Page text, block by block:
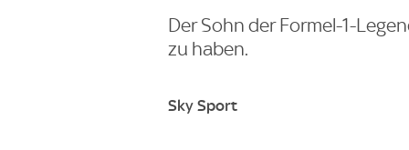
Der Sohn der Formel-1-
zu haben.
Sky Sport